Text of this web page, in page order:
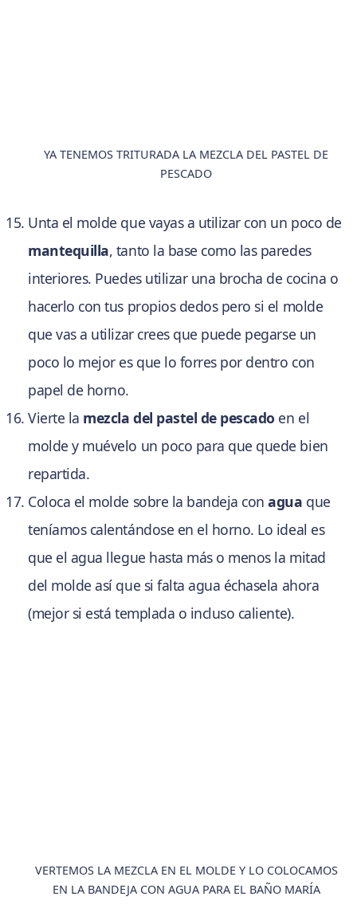
YA TENEMOS TRITURADA LA MEZCLA DEL PASTEL DE
PESCADO
Unta el molde que vayas a utilizar con un poco de
mantequilla, tanto la base como las paredes
interiores. Puedes utilizar una brocha de cocina o
hacerlo con tus propios dedos pero si el molde
que vas a utilizar crees que puede pegarse un
poco lo mejor es que lo forres por dentro con
papel de horno.
Vierte la mezcla del pastel de pescado en el
molde y muévelo un poco para que quede bien
repartida.
Coloca el molde sobre la bandeja conagua que
teníamos calentándose en el horno. Lo ideal es
que el agua llegue hasta más o menos la mitad
del molde así que si falta agua échasela ahora
(mejor si está templada o incluso caliente).
VERTEMOS LA MEZCLA EN EL MOLDE Y LO COLOCAMOS
EN LA BANDEJA CON AGUA PARA EL BAÑO MARÍA